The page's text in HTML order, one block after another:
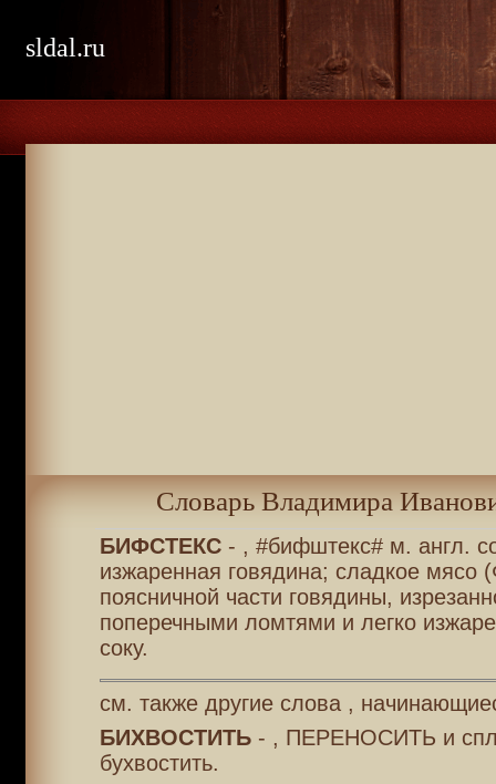
sldal.ru
Словарь Владимира
БИФСТЕКС- , #бифштекс# м. англ.
изжаренная говядина; сладкое мясо
поясничной части говядины,
поперечными ломтями и легко
соку.
см. также другие слова ,
БИХВОСТИТЬ- , ПЕРЕНОСИТЬ и
бухвостить.